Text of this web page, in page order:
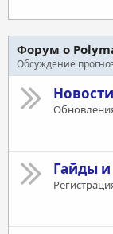
Форум о
Обсуждение
Гайды